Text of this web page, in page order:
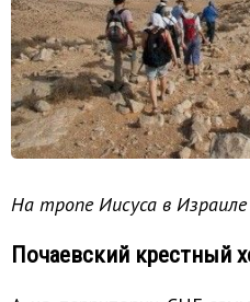
На тропе Иисуса в Израиле
Почаевский крестный